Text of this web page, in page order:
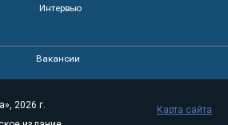
Интервью
Вакансии
2026 г.
Карта сайта